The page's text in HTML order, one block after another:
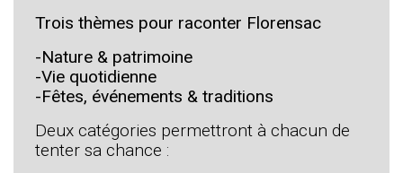
Trois thèmes pour raconter Florensac
-Nature & patrimoine
-Vie quotidienne
-Fêtes, événements & traditions
Deux catégories permettront à chacun de
tenter sa chance :